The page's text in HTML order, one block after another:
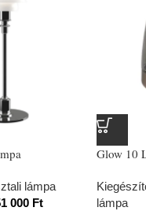
lámpa
000 Ft
Glow 10
lámpa